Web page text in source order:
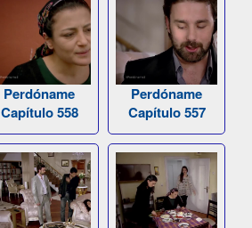
Perdóname
Capítulo 558
Perdóname
Capítulo 557